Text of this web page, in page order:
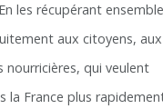
les récupérant ensemble
aux citoyens, aux
qui veulent
la France plus